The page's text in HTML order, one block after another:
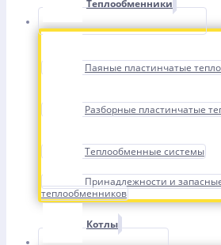
Теплообменники
Паяные пластинчатые
Разборные пластинчатые
Теплообменные системы
Принадлежности и
теплообменников
Котлы